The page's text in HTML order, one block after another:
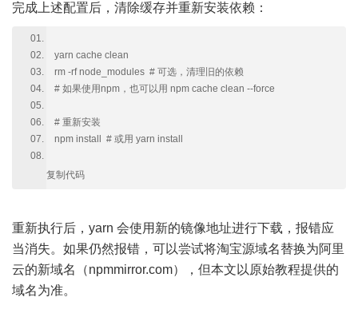
完成上述配置后，清除缓存并重新安装依赖：
yarn cache clean
rm -rf node_modules # 可选，清理旧的依赖
# 如果使用npm，也可以用 npm cache clean --force
# 重新安装
npm install # 或用 yarn install
复制代码
重新执行后，yarn 会使用新的镜像地址进行下载，报错应
当消失。如果仍然报错，可以尝试将淘宝源域名替换为阿里
云的新域名（npmmirror.com），但本文以原始教程提供的
域名为准。